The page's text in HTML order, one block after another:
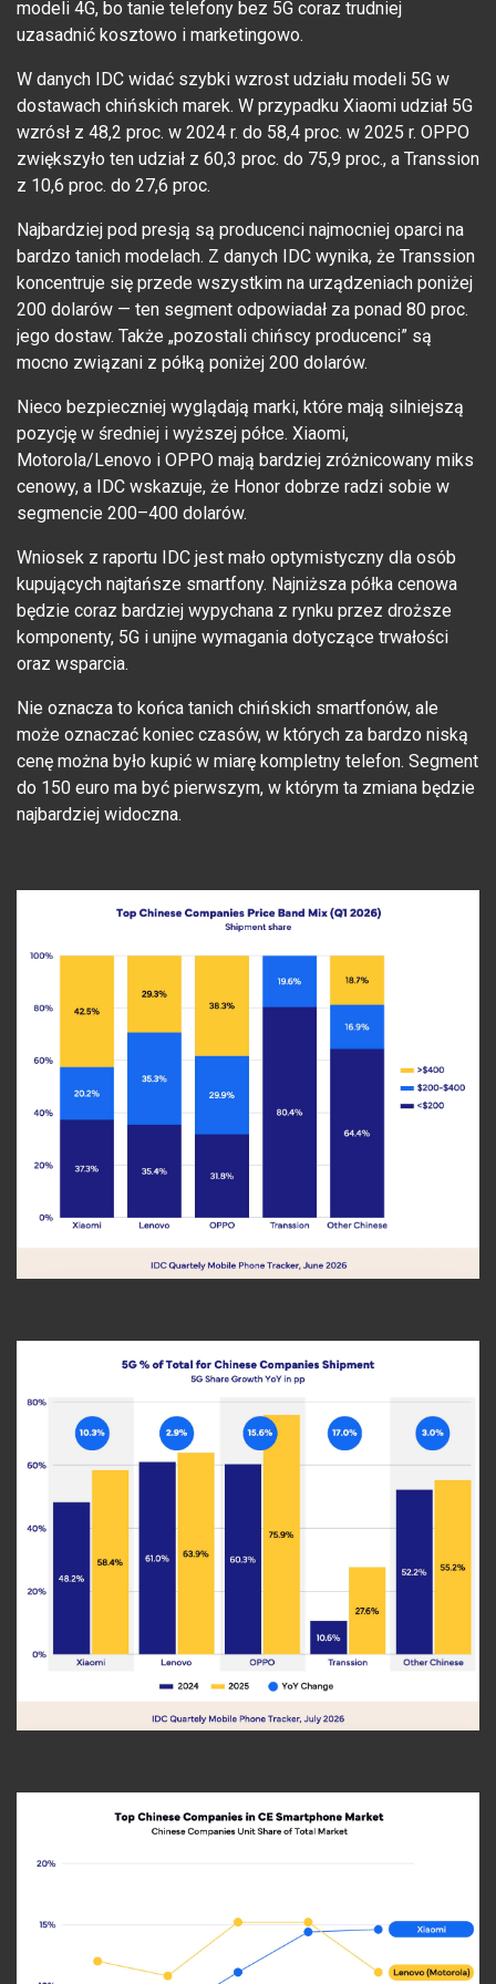
modeli 4G, bo tanie telefony bez 5G coraz trudniej
uzasadnić kosztowo i marketingowo.
W danych IDC widać szybki wzrost udziału modeli 5G w
dostawach chińskich marek. W przypadku Xiaomi udział 5G
wzrósł z 48,2 proc. w 2024 r. do 58,4 proc. w 2025 r. OPPO
zwiększyło ten udział z 60,3 proc. do 75,9 proc., a Transsion
z 10,6 proc. do 27,6 proc.
Najbardziej pod presją są producenci najmocniej oparci na
bardzo tanich modelach. Z danych IDC wynika, że Transsion
koncentruje się przede wszystkim na urządzeniach poniżej
200 dolarów — ten segment odpowiadał za ponad 80 proc.
jego dostaw. Także „pozostali chińscy producenci” są
mocno związani z półką poniżej 200 dolarów.
Nieco bezpieczniej wyglądają marki, które mają silniejszą
pozycję w średniej i wyższej półce. Xiaomi,
Motorola/Lenovo i OPPO mają bardziej zróżnicowany miks
cenowy, a IDC wskazuje, że Honor dobrze radzi sobie w
segmencie 200–400 dolarów.
Wniosek z raportu IDC jest mało optymistyczny dla osób
kupujących najtańsze smartfony. Najniższa półka cenowa
będzie coraz bardziej wypychana z rynku przez droższe
komponenty, 5G i unijne wymagania dotyczące trwałości
oraz wsparcia.
Nie oznacza to końca tanich chińskich smartfonów, ale
może oznaczać koniec czasów, w których za bardzo niską
cenę można było kupić w miarę kompletny telefon. Segment
do 150 euro ma być pierwszym, w którym ta zmiana będzie
najbardziej widoczna.